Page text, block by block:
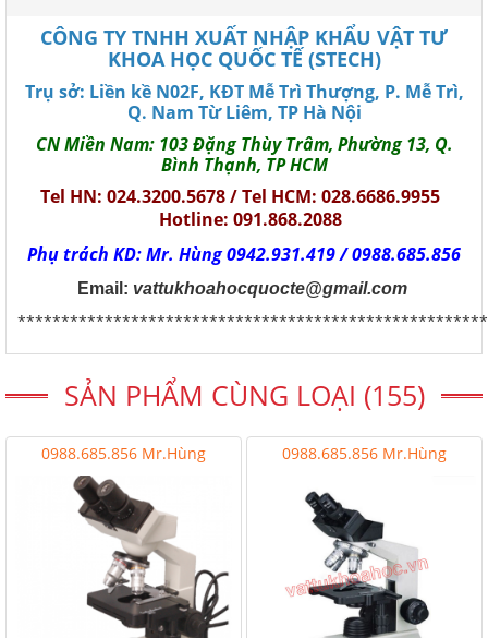
CÔNG TY TNHH XUẤT NHẬP KHẨU VẬT TƯ
KHOA HỌC QUỐC TẾ (STECH)
Trụ sở: Liền kề N02F, KĐT Mễ Trì Thượng, P. Mễ Trì,
Q. Nam Từ Liêm, TP Hà Nội
CN Miền Nam: 103 Đặng Thùy Trâm, Phường 13, Q.
Bình Thạnh, TP HCM
Tel HN: 024.3200.5678 / Tel HCM: 028.6686.9955
Hotline: 091.868.2088
Phụ trách KD: Mr. Hùng 0942.931.419 / 0988.685.856
Email: vattukhoahocquocte@gmail.com
SẢN PHẨM CÙNG LOẠI (155)
0988.685.856 Mr.Hùng 0988.685.856 Mr.Hùng